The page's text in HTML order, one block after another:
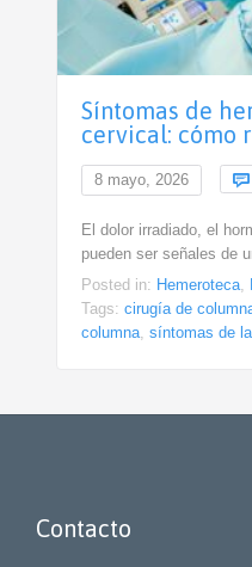
Síntomas de
cervical: cómo
8 mayo, 2026 
El dolor irradiado, el
pueden ser señales de
Posted in: Hemeroteca,
Tags: cirugía de
columna, síntomas de
Contacto